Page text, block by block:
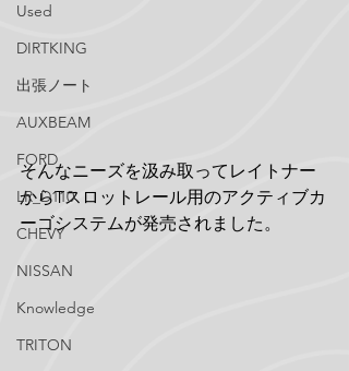
Used
DIRTKING
出張ノート
AUXBEAM
FORD
LR_D110
CHEVY
NISSAN
Knowledge
TRITON
そんなニーズを汲み取ってレイトナー
からTスロットレール用のアクティブカ
ーゴシステムが発売されました。